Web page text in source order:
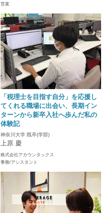
営業
「税理士を目指す自分」を応援し
てくれる職場に出会い、長期イン
ターンから新卒入社へ歩んだ私の
体験記
神奈川大学 既卒(学部)
上原 慶
株式会社アカウンタックス
事務/アシスタント